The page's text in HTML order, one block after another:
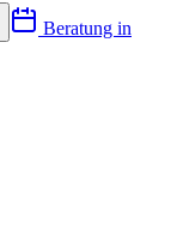
Beratung in